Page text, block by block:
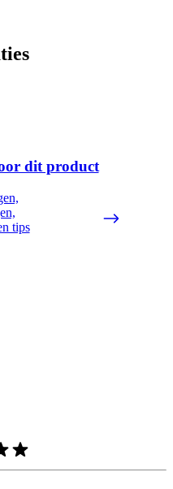
dit product
tips
door Bazaarvoice en voldoen
voor iedereen, of het nu een